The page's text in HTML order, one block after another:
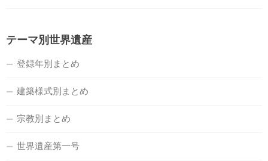
テーマ別世界遺産
登録年別まとめ
建築様式別まとめ
宗教別まとめ
世界遺産第一号